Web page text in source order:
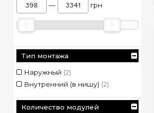
— грн
Тип монтажа
Наружный (2)
Внутренний (в нишу) (2)
Количество модулей